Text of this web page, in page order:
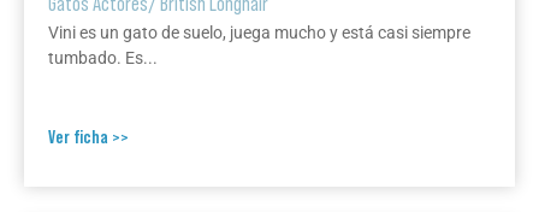
Vini es un gato de suelo, juega mucho y está casi siempre
tumbado. Es...
Ver ficha >>